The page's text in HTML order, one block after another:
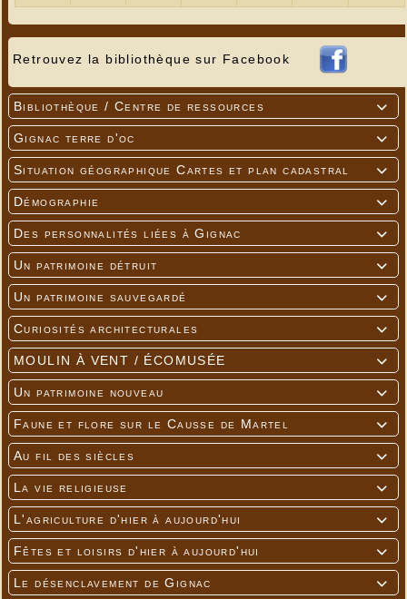
Retrouvez la bibliothèque sur Facebook

Bibliothèque / Centre de ressources

Gignac terre d'oc

Situation géographique Cartes et plan cadastral

Démographie

Des personnalités liées à Gignac

Un patrimoine détruit

Un patrimoine sauvegardé

Curiosités architecturales

MOULIN À VENT / ÉCOMUSÉE

Un patrimoine nouveau

Faune et flore sur le Causse de Martel

Au fil des siècles

La vie religieuse

L'agriculture d'hier à aujourd'hui

Fêtes et loisirs d'hier à aujourd'hui

Le désenclavement de Gignac